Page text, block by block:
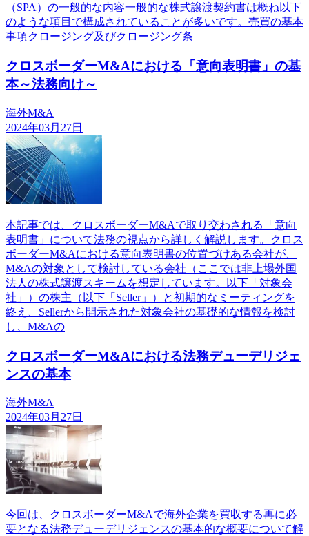
（SPA）の一般的な内容一般的な株式譲渡契約書は概ね以下
のような項目で構成されていることが多いです。売買の基本
事項クロージング及びクロージング条
クロスボーダーM&Aにおける「意向表明書」の基
本～法務向け～
海外M&A
2024年03月27日
本記事では、クロスボーダーM&Aで取り交わされる「意向
表明書」について法務の視点から詳しく解説します。クロス
ボーダーM&Aにおける意向表明書の位置づけある会社が、
M&Aの対象として検討している会社（ここでは非上場外国
法人の株式譲渡スキームを想定しています。以下「対象会
社」）の株主（以下「Seller」）と初期的なミーティングを
終え、Sellerから開示された対象会社の基礎的な情報を検討
し、M&Aの
クロスボーダーM&Aにおける法務デューデリジェ
ンスの基本
海外M&A
2024年03月27日
今回は、クロスボーダーM&Aで海外企業を買収する再に必
要となる法務デューデリジェンスの基本的な概要について解